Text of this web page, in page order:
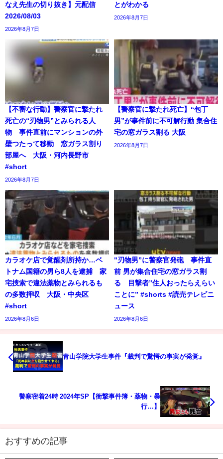
なえ先生の切り抜き】元配信
2026/08/03
2026年8月7日
とがわかる
2026年8月7日
【不審な行動】警察官に撃たれ
死亡の“刃物男”とみられる人
物 事件直前にマンションの外
壁つたって移動 窓ガラス割り
部屋へ 大阪・河内長野市
#short
2026年8月7日
【警察官に撃たれ死亡】“包丁
男”が事件前に不可解行動 集合住
宅の窓ガラス割る 大阪
2026年8月7日
カラオケ店で覚醒剤所持か…ベ
トナム国籍の男ら8人を逮捕 家
宅捜索で違法薬物とみられるも
の多数押収 大阪・中央区
#short
2026年8月6日
"刃物男”に警察官発砲 事件直
前 男が集合住宅の窓ガラス割
る 目撃者”住人おったらえらい
ことに” #shorts #読売テレビニ
ュース
2026年8月6日
青山学院大学生事件『裁判で驚愕の事実が発覚』
警察密着24時 2024年SP【衝撃事件簿・薬物・暴
行…】
おすすめの記事